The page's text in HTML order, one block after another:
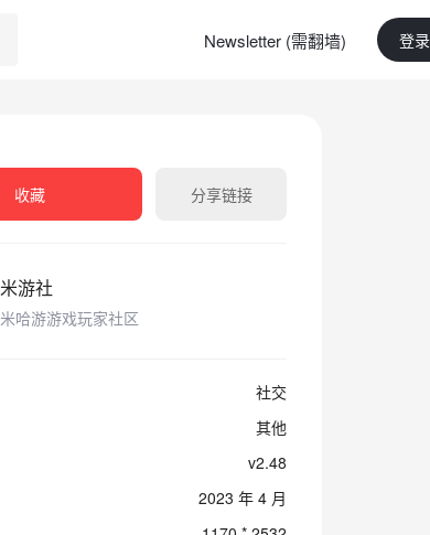
Newsletter (需翻墙) 登
收藏 分享链接
米游社
米哈游游戏玩家社区
社交
其他
v2.48
2023 年 4 月